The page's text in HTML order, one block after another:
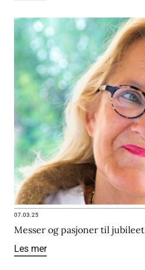
07.03.25
Messer og pasjoner til jubileet
Les mer